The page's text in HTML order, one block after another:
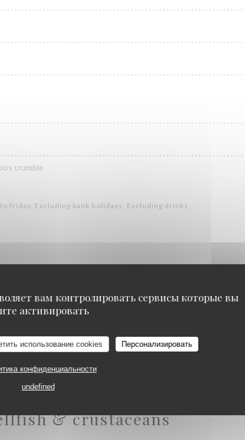
вам контролировать сервисы которые вы
активировать
использование cookies Персонализировать
конфиденциальности
undefined
crumble
friday. Excluding bank holidays. Excluding drinks.
Food
& crustaceans